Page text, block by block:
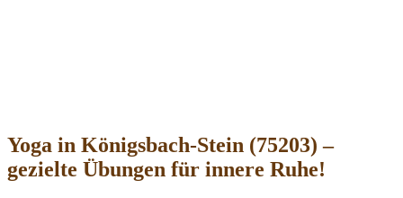
Yoga in Königsbach-Stein (75203) –
gezielte Übungen für innere Ruhe!